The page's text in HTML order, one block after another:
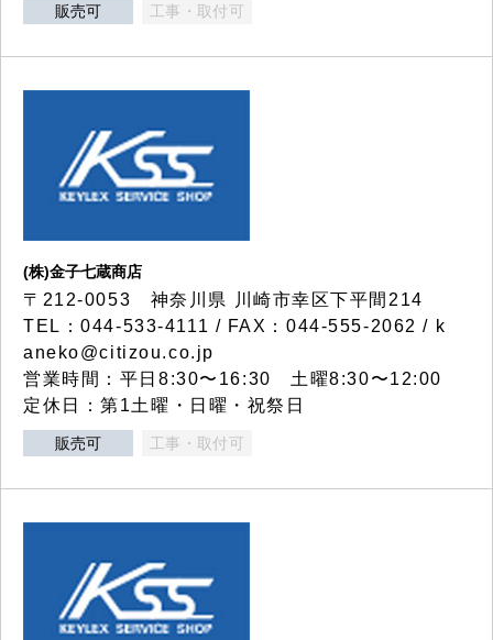
販売可 工事・取付可
(株)金子七蔵商店
〒212-0053 神奈川県 川崎市幸区下平間214
TEL：044-533-4111 / FAX：044-555-2062 / k
aneko@citizou.co.jp
営業時間：平日8:30〜16:30 土曜8:30〜12:00
定休日：第1土曜・日曜・祝祭日
販売可 工事・取付可